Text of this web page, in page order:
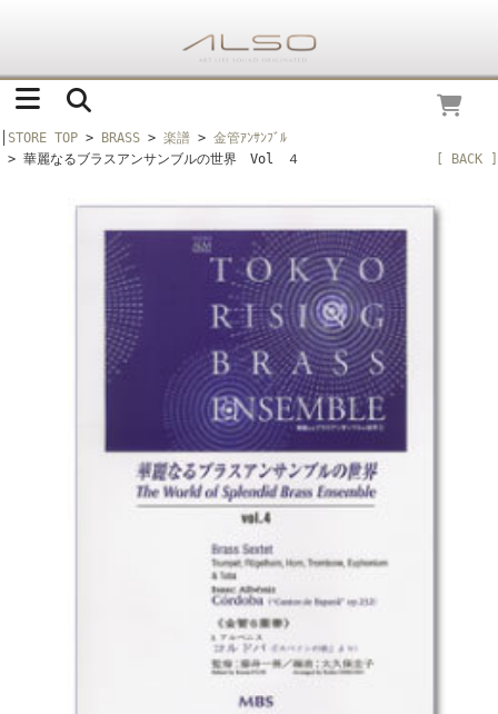
STORE TOP > BRASS > 楽譜 > 金管ｱﾝｻﾝﾌﾞﾙ
> 華麗なるブラスアンサンブルの世界 Vol ４
[ BACK ]